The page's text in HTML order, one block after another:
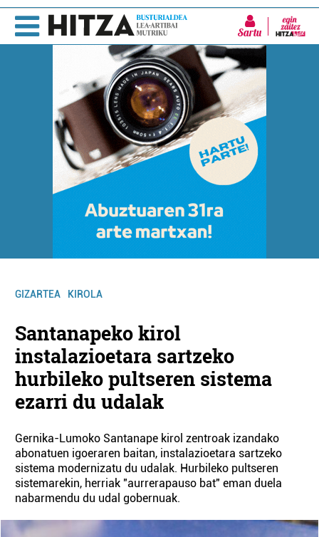
Sartu
GIZARTEA KIROLA
Santanapeko kirol
instalazioetara sartzeko
hurbileko pultseren sistema
ezarri du udalak
Gernika-Lumoko Santanape kirol zentroak izandako
abonatuen igoeraren baitan, instalazioetara sartzeko
sistema modernizatu du udalak. Hurbileko pultseren
sistemarekin, herriak "aurrerapauso bat" eman duela
nabarmendu du udal gobernuak.